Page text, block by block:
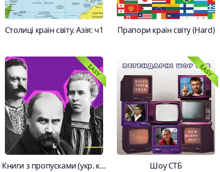
Столиці країн світу. Азія: ч1 Прапори країн світу (Hard)
Книги з пропусками (укр. класика) Шоу СТБ